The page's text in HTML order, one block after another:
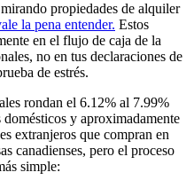
propiedades de alquiler
la pena entender. Estos
en el flujo de caja de la
no en tus declaraciones de
de estrés.
rondan el 6.12% al 7.99%
y aproximadamente
extranjeros que compran en
canadienses, pero el proceso
simple: